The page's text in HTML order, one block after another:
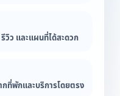
วิว และแผนที่ได้สะดวก
กที่พักและบริการโดยตรง